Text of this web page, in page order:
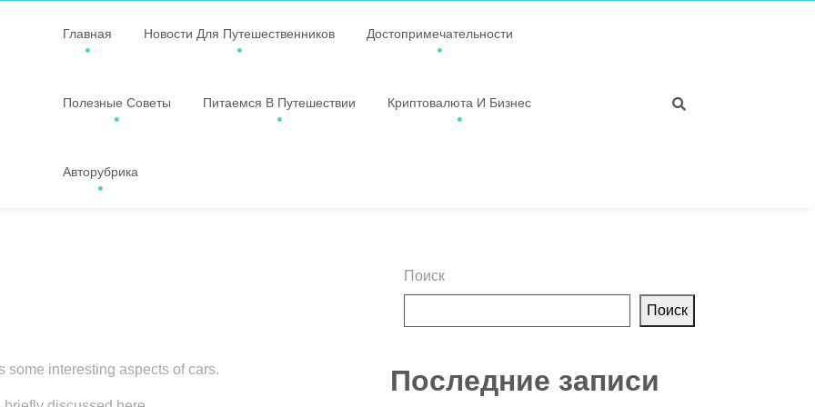
Главная Новости Для Путешественников Достопримечательности
Полезные Советы Питаемся В Путешествии Криптовалюта И Бизнес
Авторубрика
some interesting aspects of cars.
Поиск
Поиск
Последние записи